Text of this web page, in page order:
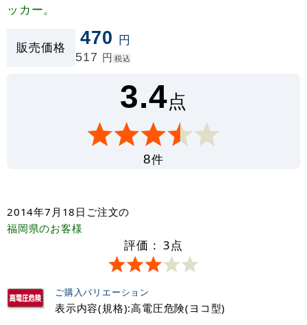
ッカー。
販売価格 470 円
517 円 税込
3.4点
8件
2014年7月18日 ご注文の
福岡県のお客様
評価： 3点
ご購入バリエーション
表示内容(規格):高電圧危険(ヨコ型)